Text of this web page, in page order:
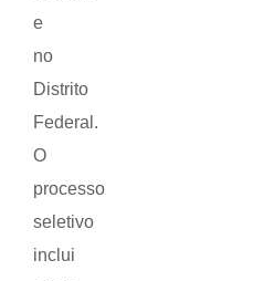
e
no
Distrito
Federal.
O
processo
seletivo
inclui